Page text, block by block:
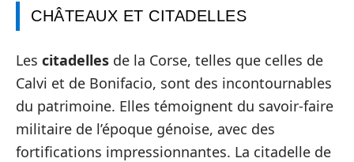
CHÂTEAUX ET CITADELLES
Les citadelles de la Corse, telles que celles de
Calvi et de Bonifacio, sont des incontournables
du patrimoine. Elles témoignent du savoir-faire
militaire de l’époque génoise, avec des
fortifications impressionnantes. La citadelle de